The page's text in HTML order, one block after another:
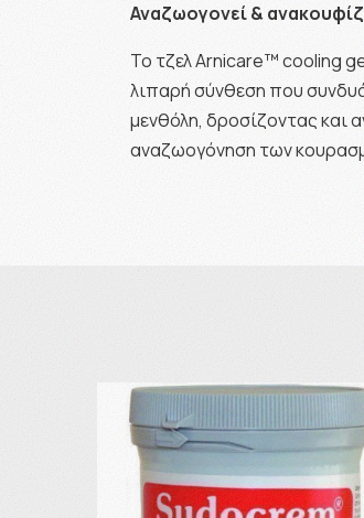
Αναζωογονεί &
Το τζελ Arnicare™ cooling
λιπαρή σύνθεση που
μενθόλη, δροσίζοντας και
αναζωογόνηση των